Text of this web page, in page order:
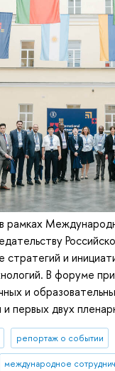
рамках
и
В форуме
и
первых двух
репортаж о событии
международное